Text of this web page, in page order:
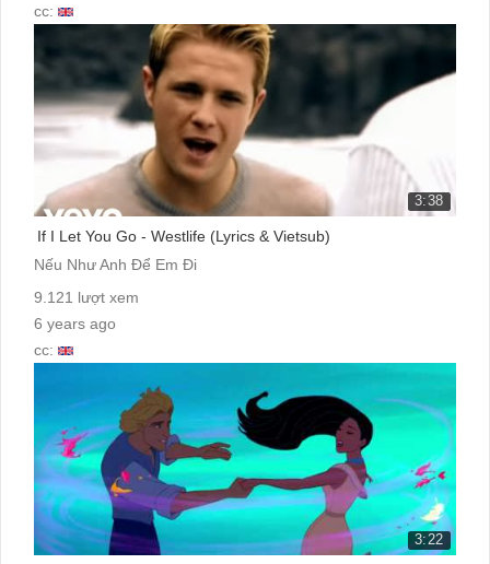
cc:
3:38
If I Let You Go - Westlife (Lyrics & Vietsub)
Nếu Như Anh Để Em Đi
9.121 lượt xem
6 years ago
cc:
3:22